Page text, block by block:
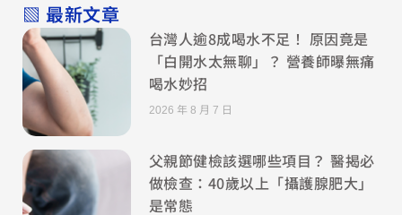
▧ 最新文章
台灣人逾8成喝水不足！ 原因竟是
「白開水太無聊」？ 營養師曝無痛
喝水妙招
2026 年 8 月 7 日
父親節健檢該選哪些項目？ 醫揭必
做檢查：40歲以上「攝護腺肥大」
是常態